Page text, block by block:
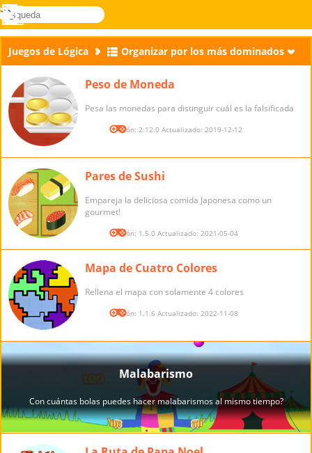
Novel
búsqueda
Acceder
Menú
Juegos de Lógica Organizar por los más dominados
Peso de Moneda
Pesa las monedas para distinguir cuál es la falsificada
Versión: 2.12.0 Actualizado: 2019-12-12
Pares de Sushi
Empareja la deliciosa comida Japonesa como un
gourmet!
Versión: 1.5.0 Actualizado: 2021-05-04
Mapa de Cuatro Colores
Rellena el mapa con solamente 4 colores
Versión: 1.1.6 Actualizado: 2022-11-08